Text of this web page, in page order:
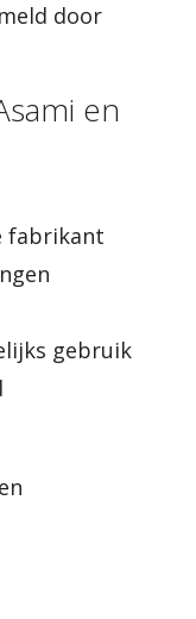
door
en
fabrikant
gebruik